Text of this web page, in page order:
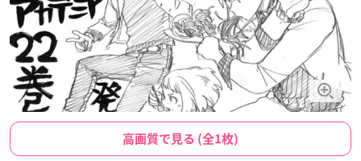
高画質で見る (全1枚)